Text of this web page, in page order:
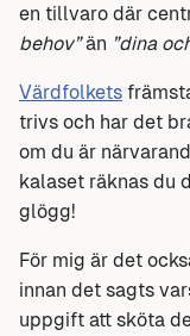
en tillvaro där
behov”än ”dina
Värdfolkets
trivs och har det
om du är
kalaset räknas du
glögg!
För mig är det
innan det sagts
uppgift att sköta